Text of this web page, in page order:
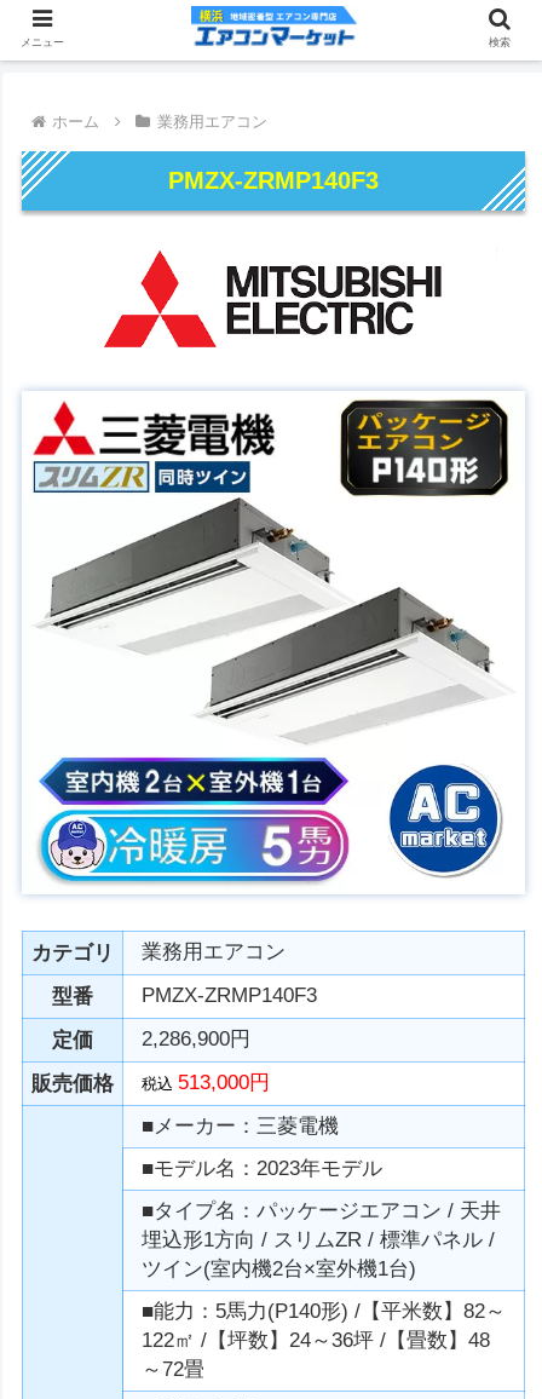
ホーム 業務用エアコン
PMZX-ZRMP140F3
カテゴリ
業務用エアコン
型番
PMZX-ZRMP140F3
定価
2,286,900円
販売価格
税込 513,000円
■メーカー：三菱電機
■モデル名：2023年モデル
■タイプ名：パッケージエアコン / 天井
埋込形1方向 / スリムZR / 標準パネル /
ツイン(室内機2台×室外機1台)
■能力：5馬力(P140形) /【平米数】82～
122㎡ /【坪数】24～36坪 /【畳数】48
～72畳
メニュー 検索